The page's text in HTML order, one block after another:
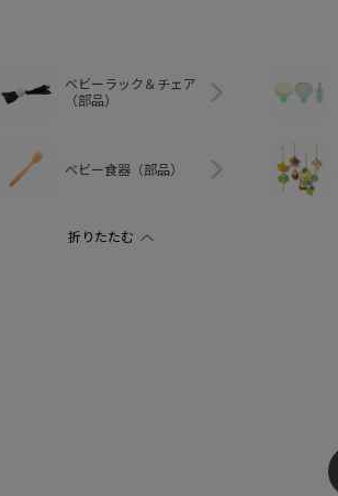
ベビーラック＆チェア
（部品）
ベビー食器（部品）